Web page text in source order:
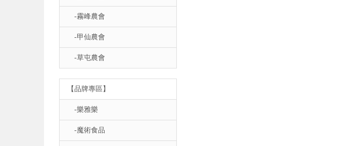
-霧峰農會
-甲仙農會
-草屯農會
【品牌專區】
-樂雅樂
-魔術食品